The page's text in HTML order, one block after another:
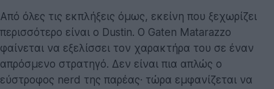
Από όλες τις εκπλήξεις όμως, εκείνη που ξεχωρίζει
περισσότερο είναι ο Dustin. Ο Gaten Matarazzo
φαίνεται να εξελίσσει τον χαρακτήρα του σε έναν
απρόσμενο στρατηγό. Δεν είναι πια απλώς ο
εύστροφος nerd της παρέας· τώρα εμφανίζεται να